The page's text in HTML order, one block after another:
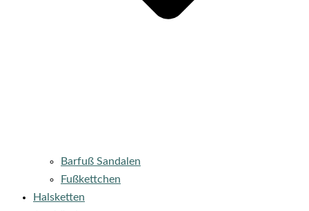
Barfuß Sandalen
Fußkettchen
Halsketten